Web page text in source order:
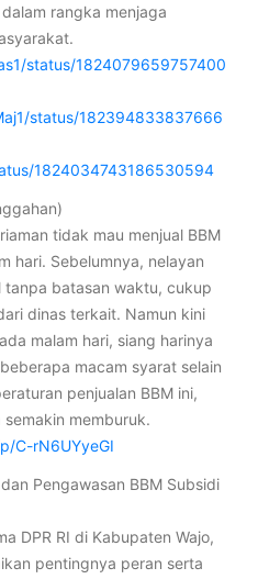
rangka menjaga
status/1824079659757400
status/182394833837666
1824034743186530594
tidak mau menjual BBM
hari. Sebelumnya, nelayan
tanpa batasan waktu, cukup
dinas terkait. Namun kini
malam hari, siang harinya
macam syarat selain
penjualan BBM ini,
memburuk.
C-rN6UYyeGI
Pengawasan BBM Subsidi
DPR RI di Kabupaten Wajo,
pentingnya peran serta